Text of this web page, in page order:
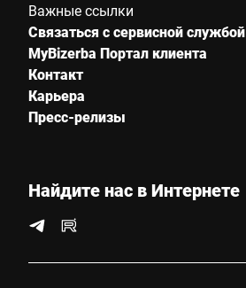
Важные ссылки
Связаться с сервисной службой
MyBizerba Портал клиента
Контакт
Карьера
Пресс-релизы
Найдите нас в Интернете